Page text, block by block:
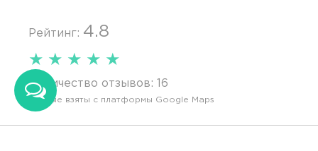
Рейтинг: 4.8
★ ★ ★ ★ ★
Количество отзывов: 16
Данные взяты с платформы Google Maps